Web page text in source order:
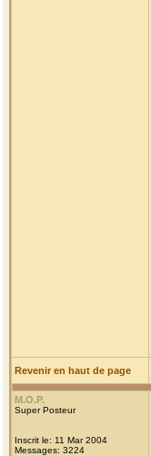
Revenir en haut de page
M.O.P.
Super Posteur
Inscrit le: 11 Mar 2004
Messages: 3224